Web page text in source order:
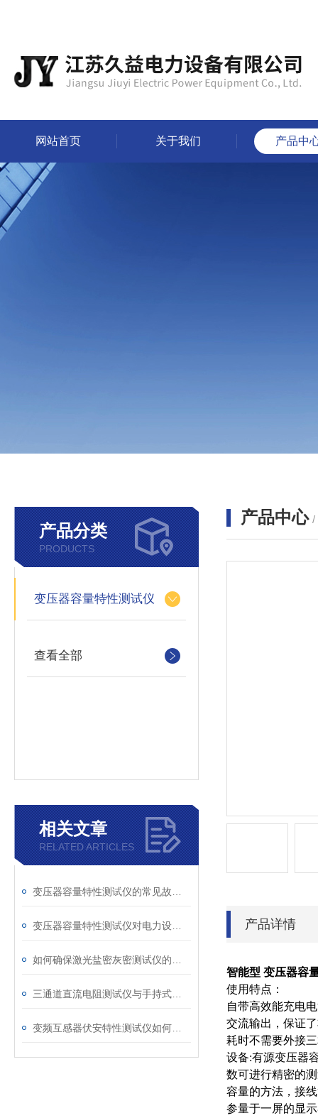
网站首页 关于我们 产品中
产品分类
PRODUCTS
变压器容量特性测试仪
查看全部
相关文章
RELATED ARTICLES
产品中心 /
产品详情
智能型 变压器容
使用特点：
自带高效能充电
交流输出，保证
耗时不需要外接
设备:有源变压器
数可进行精密的
容量的方法，接
参量于一屏的显